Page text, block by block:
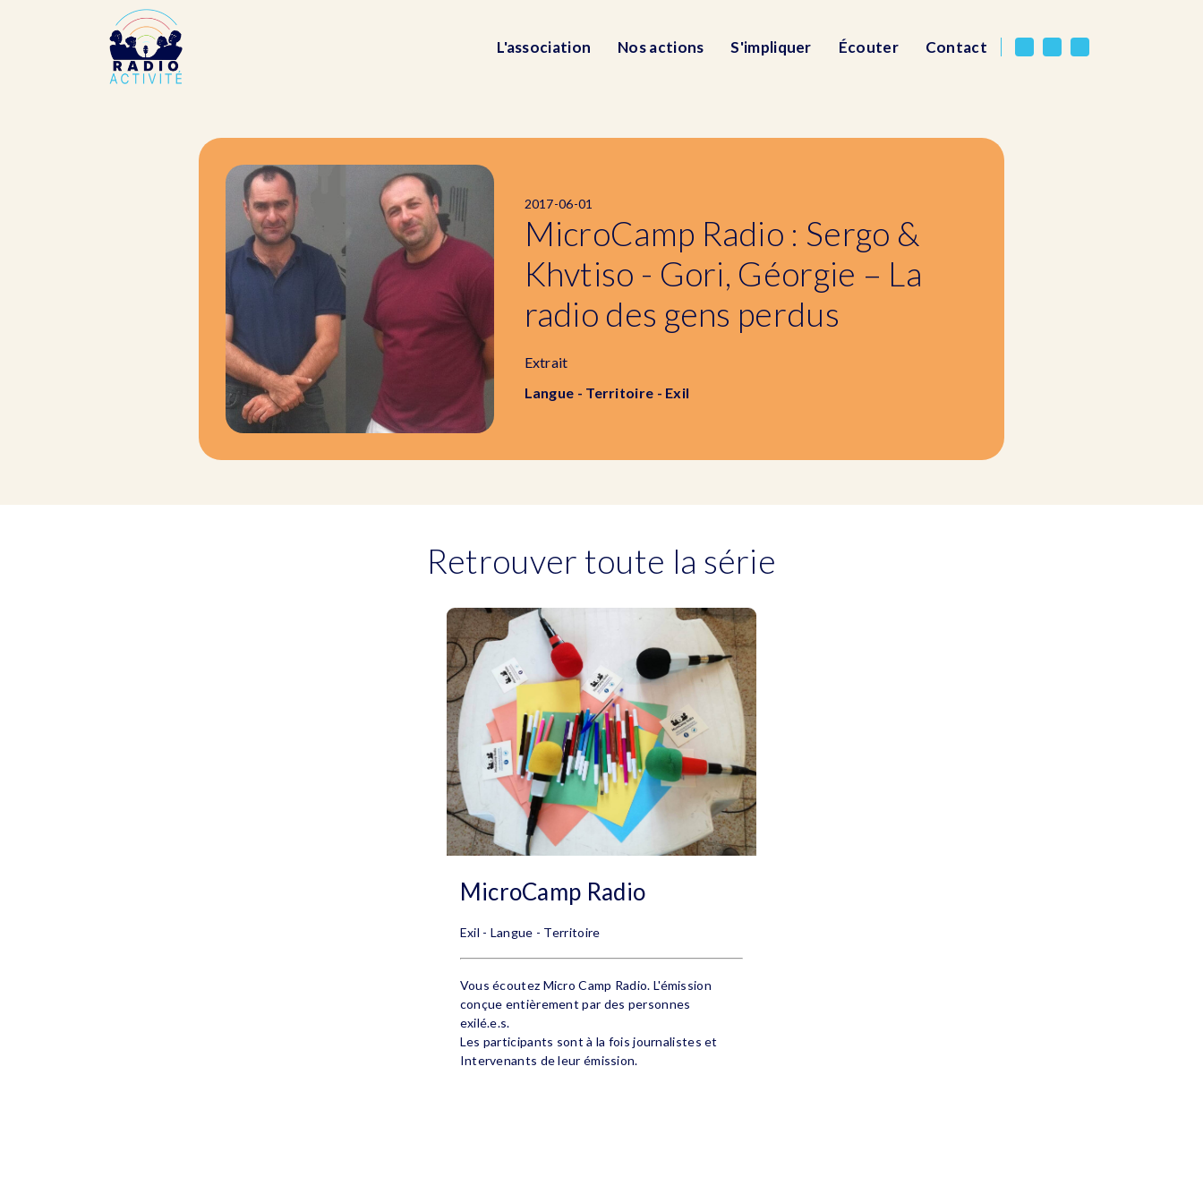
L'association Nos actions S'impliquer Écouter Contact
2017-06-01
MicroCamp Radio : Sergo &
Khvtiso - Gori, Géorgie – La
radio des gens perdus
Extrait
Langue - Territoire - Exil
Retrouver toute la série
MicroCamp Radio
Exil - Langue - Territoire
Vous écoutez Micro Camp Radio. L'émission
conçue entièrement par des personnes
exilé.e.s.
Les participants sont à la fois journalistes et
Intervenants de leur émission.